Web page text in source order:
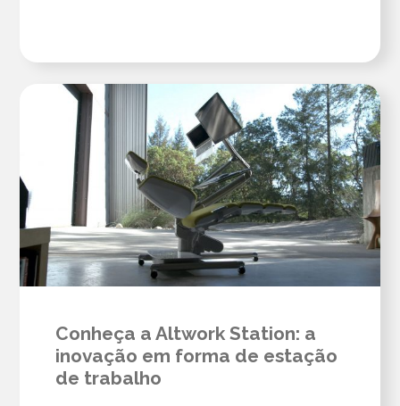
Conheça a Altwork Station: a
inovação em forma de estação
de trabalho